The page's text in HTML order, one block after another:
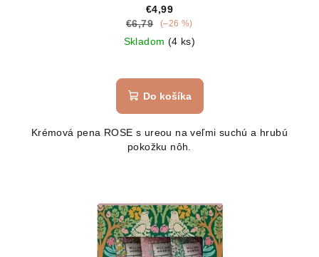
€4,99
€6,79
(–26 %)
Skladom (4 ks)
Do košíka
Krémová pena ROSE s ureou na veľmi suchú a hrubú
pokožku nôh.